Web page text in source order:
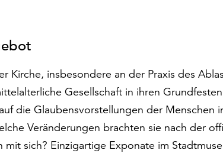
Kirche, insbesondere an der Praxis des
Gesellschaft in ihren
die Glaubensvorstellungen der Menschen
Veränderungen brachten sie nach der
mit sich? Einzigartige Exponate im